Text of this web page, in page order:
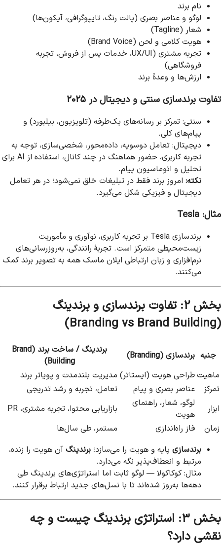
نام برند
لوگو و عناصر بصری (پالت رنگ، تایپوگرافی، آیکون‌ها)
شعار (Tagline)
هویت کلامی و لحن (Brand Voice)
تجربه مشتری (UX/UI، خدمات پس از فروش، تجربه
فروشگاهی)
ارزش‌ها و وعدهٔ برند
تفاوت برندسازی سنتی و دیجیتال در ۲۰۲۵
سنتی: تمرکز بر رسانه‌های یک‌طرفه (تلویزیون، بیلبورد) و
پیام‌های کلی.
دیجیتال: تعامل دوسویه، داده‌محور، شخصی‌سازی، توجه به
تجربه کاربری، حضور هماهنگ در چند کانال، استفاده از AI برای
تحلیل و اتوماسیون پیام.
نکته: امروز برند فقط در تبلیغات خلق نمی‌شود؛ در هر تعامل
دیجیتال و فیزیکی شکل می‌گیرد.
مثال: Tesla
برندسازی Tesla بر تجربه کاربری، نوآوری و مأموریت
زیست‌محیطی متمرکز است. تجربهٔ رانندگی، به‌روزرسانی‌های
نرم‌افزاری و زبان ارتباطی ایلان ماسک همه به تصویر برند کمک
می‌کنند.
بخش ۲: تفاوت برندسازی و برندینگ
(Branding vs Brand Building)
جنبه برندسازی (Branding)
برندینگ / ساخت برند (Brand
Building)
ماهیت طراحی هویت (ایستا‌تر) مدیریت بلندمدت و پویاتر برند
تمرکز
عناصر بصری و پیام
تعامل، تجربه و رشد تدریجی
ابزار
لوگو، شعار، راهنمای
هویت
بازاریابی محتوا، تجربه مشتری، PR
زمان
فاز راه‌اندازی
مستمر، طی سال‌ها
برندسازی پایه و هویت را می‌سازد؛ برندینگ آن هویت را زنده،
مرتبط و انعطاف‌پذیر نگه می‌دارد.
مثال: کوکاکولا — لوگو ثابت اما استراتژی‌های برندینگ طی
دهه‌ها به‌روز شده‌اند تا با نسل‌های جدید ارتباط برقرار کنند.
بخش ۳: استراتژی برندینگ چیست و چه
نقشی دارد؟